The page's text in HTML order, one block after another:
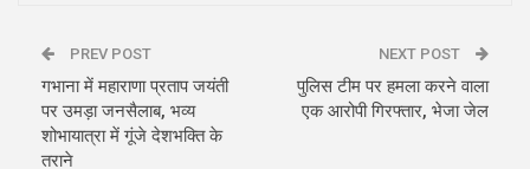
PREV POST
गभाना में महाराणा प्रताप जयंती
पर उमड़ा जनसैलाब, भव्य
शोभायात्रा में गूंजे देशभक्ति के
तराने
NEXT POST
पुलिस टीम पर हमला करने वाला
एक आरोपी गिरफ्तार, भेजा जेल